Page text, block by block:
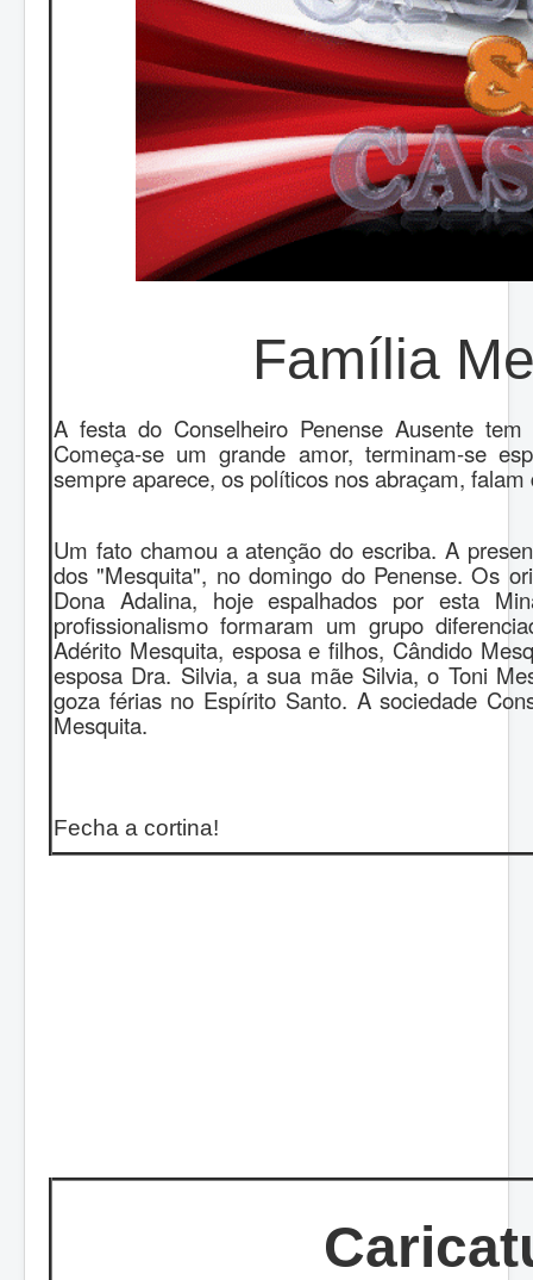
Família
A festa do Conselheiro Penense Ausente
Começa-se um grande amor, terminam-se
sempre aparece, os políticos nos abraçam,
Um fato chamou a atenção do escriba. A
dos "Mesquita", no domingo do Penense. Os
Dona Adalina, hoje espalhados por esta
profissionalismo formaram um grupo
Adérito Mesquita, esposa e filhos, Cândido
esposa Dra. Silvia, a sua mãe Silvia, o Toni
goza férias no Espírito Santo. A sociedade
Mesquita.
Fecha a cortina!